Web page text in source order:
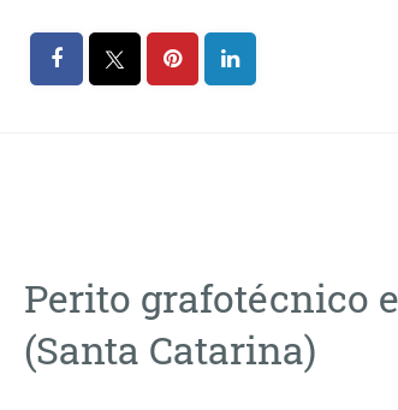
Perito grafotécnico
(Santa Catarina)